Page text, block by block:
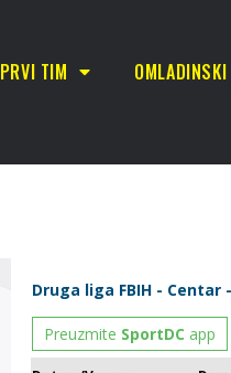
PRVI TIM OMLADINSKI